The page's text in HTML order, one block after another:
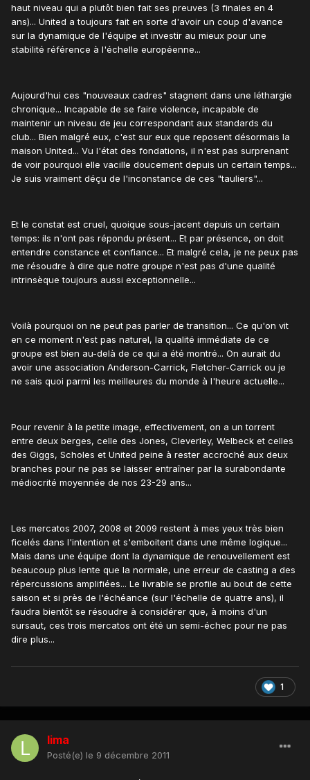
haut niveau qui a plutôt bien fait ses preuves (3 finales en 4
ans)... United a toujours fait en sorte d'avoir un coup d'avance
sur la dynamique de l'équipe et investir au mieux pour une
stabilité référence à l'échelle européenne...
Aujourd'hui ces "nouveaux cadres" stagnent dans une léthargie
chronique... Incapable de se faire violence, incapable de
maintenir un niveau de jeu correspondant aux standards du
club... Bien malgré eux, c'est sur eux que reposent désormais la
maison United... Vu l'état des fondations, il n'est pas surprenant
de voir pourquoi elle vacille doucement depuis un certain temps...
Je suis vraiment déçu de l'inconstance de ces "tauliers"...
Et le constat est cruel, quoique sous-jacent depuis un certain
temps: ils n'ont pas répondu présent... Et par présence, on doit
entendre constance et confiance... Et malgré cela, je ne peux pas
me résoudre à dire que notre groupe n'est pas d'une qualité
intrinsèque toujours aussi exceptionnelle...
Voilà pourquoi on ne peut pas parler de transition... Ce qu'on vit
en ce moment n'est pas naturel, la qualité immédiate de ce
groupe est bien au-delà de ce qui a été montré... On aurait du
avoir une association Anderson-Carrick, Fletcher-Carrick ou je
ne sais quoi parmi les meilleures du monde à l'heure actuelle...
Pour revenir à la petite image, effectivement, on a un torrent
entre deux berges, celle des Jones, Cleverley, Welbeck et celles
des Giggs, Scholes et United peine à rester accroché aux deux
branches pour ne pas se laisser entraîner par la surabondante
médiocrité moyennée de nos 23-29 ans...
Les mercatos 2007, 2008 et 2009 restent à mes yeux très bien
ficelés dans l'intention et s'emboitent dans une même logique...
Mais dans une équipe dont la dynamique de renouvellement est
beaucoup plus lente que la normale, une erreur de casting a des
répercussions amplifiées... Le livrable se profile au bout de cette
saison et si près de l'échéance (sur l'échelle de quatre ans), il
faudra bientôt se résoudre à considérer que, à moins d'un
sursaut, ces trois mercatos ont été un semi-échec pour ne pas
dire plus...
1
lima
Posté(e) le 9 décembre 2011